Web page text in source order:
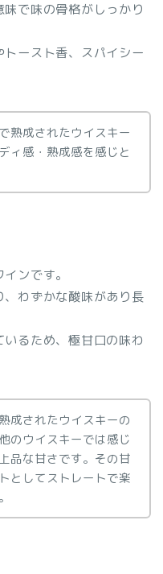
で味の骨格がしっかり
ースト香、スパイシー
熟成されたウイスキー
ィ感・熟成感を感じと
ンです。
わずかな酸味があり長
るため、極甘口の味わ
成されたウイスキーの
のウイスキーでは感じ
品な甘さです。その甘
としてストレートで楽